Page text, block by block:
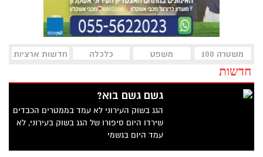
משטרה 100 משפט כלכלה חדשות ארציות
חדשות
גשם גשם בוא?
הגג בשוק העירוני לא עמד בממטרים הכבדים
שירדו היום סיפורו של הגג בשוק בעירוני, לא
עמד היום בגשמי